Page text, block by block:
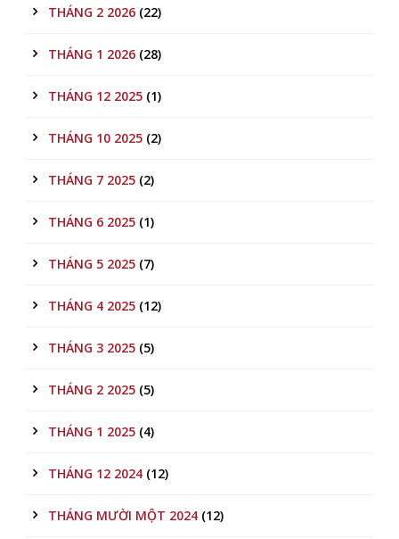
THÁNG 2 2026 (22)
THÁNG 1 2026 (28)
THÁNG 12 2025 (1)
THÁNG 10 2025 (2)
THÁNG 7 2025 (2)
THÁNG 6 2025 (1)
THÁNG 5 2025 (7)
THÁNG 4 2025 (12)
THÁNG 3 2025 (5)
THÁNG 2 2025 (5)
THÁNG 1 2025 (4)
THÁNG 12 2024 (12)
THÁNG MƯỜI MỘT 2024 (12)